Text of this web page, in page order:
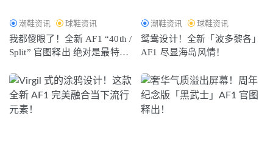
潮鞋资讯 球鞋资讯
我都傻眼了！全新 AF1 “40th /
Split” 官图释出 绝对是最特别
潮鞋资讯 球鞋资讯
鸳鸯设计！全新「波多黎各」
AF1 尽显海岛风情！